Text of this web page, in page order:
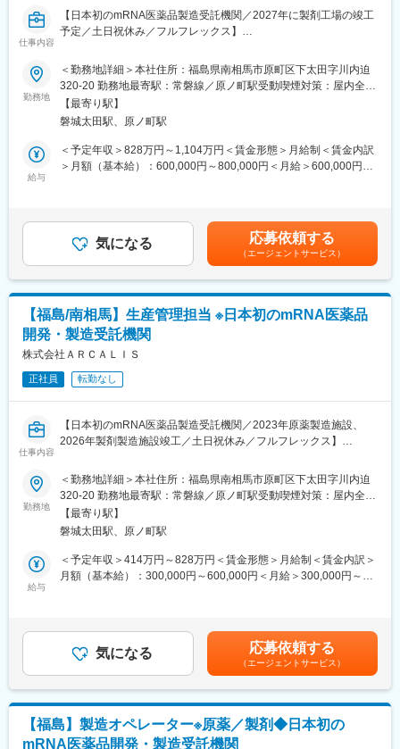
・GQP /QMS文書の管理業務（各種記録、SOP、品質標準書、顧
客との品質契約書等）を統括する
・行政、顧客との品質に関わる各種調整、監査対応を統括する
・マネジメントレビュー、変更管理、CAPA、リスクマネジメント
などのシステムにおけるプロセスの変更及び改善、有効性の評
価、関係部署との会議を主催する
・品質保証部門のマネージャー、スタッフ研究者のジョブディス
■当社について
業者として」mRNA医薬品の原薬製造と製剤製造の両方を手掛け
る世界初の統合型mRNA医薬品CDMOを目指しています。
変更の範囲：会社の定める業務
仕事内容
【日本初のmRNA医薬品製造受託機関／2027年に製剤工場の竣工
予定／土日祝休み／フルフレックス】
プレイングマネージャーとして実務にも関与いただきながら、品
質管理業務全般を担っていただきます。
・出荷のための品質試験に関する業務
・原薬・製剤の安定性試験に関する業務
・製造工程中の工程管理試験に関する業務
・洗浄評価に関する業務
・信頼性保証部門と連携して、逸脱・変更管理・CAPA対応
「世界初の統合型mRNA医薬品CDMO事業者として」mRNA医薬
品の原薬製造と製剤製造の両方を手掛ける世界初の統合型mRNA
【ビジョン】
mRNA医薬品、ワクチンの迅速な開発と供給を通じ人類の健康と
幸福に貢献する。
【ミッション】
製薬企業、バイオベンチャーへの高品質なCDMOサービスの提供
を通じ、mRNAにより可能となる革新的な治療薬、予防薬の開発
と供給に貢献する。
【バリュー】
高品質なmRNA原薬、製剤の製造技術開発と効率的な生産サービ
スにより医薬品企業の事業推進、医薬品安定供給に貢献する。
■当社について
当社は日本初のmRNA医薬品の開発・製造を受託する機関
（CDMO）です。COVID-19を含む次世代mRNAワクチンの製造
施設を建設しています。「世界初の統合型mRNA医薬品CDMO事
る世界初の統合型mRNA医薬品CDMOを目指しています。
当社はGMP準拠のmRNA原薬製造施設を2023年7月に竣工しまし
製造を請け負うことが可能となります。
変更の範囲：会社の定める業務
勤務地
＜勤務地詳細＞本社住所：福島県南相馬市原町区下太田字川内迫
320-20 勤務地最寄駅：常磐線／原ノ町駅受動喫煙対策：屋内全面
禁煙変更の範囲：会社の定める事業所
【最寄り駅】
磐城太田駅、原ノ町駅
給与
＜予定年収＞828万円～1,104万円＜賃金形態＞月給制＜賃金内訳
＞月額（基本給）：600,000円～800,000円＜月給＞600,000円～
ディション手当賃金はあくまでも目安の金額であり、選考を通じ
て上下する可能性があります。月給(月額)は固定手当を含めた表記
です。
気になる 応募依頼する
（エージェントサービス）
【福島/南相馬】生産管理担当 ※日本初のmRNA医薬品
開発・製造受託機関
株式会社ＡＲＣＡＬＩＳ
正社員 転勤なし
仕事内容
【日本初のmRNA医薬品製造受託機関／2023年原薬製造施設、
2026年製剤製造施設竣工／土日祝休み／フルフレックス】
製造部長および物流担当マネージャーからの指示のもと、下記業
務を進めていただきます。
想定している業務は下記の通りですが、これまでのご経験や工場
の建設状況によって他業務と兼任いただく場合がございます。
■物流業務全般
・原材料の入荷、倉庫への保管
・容器や産業廃棄物、廃液の返却
た在庫管理等）
■（兼任いただく場合の業務）原薬製造オペレーター
・製造オペレーション業務（精製、IVT等）
■当社について
当社は日本初のmRNA医薬品の開発・製造を受託する機関
勤務地
＜勤務地詳細＞本社住所：福島県南相馬市原町区下太田字川内迫
320-20 勤務地最寄駅：常磐線／原ノ町駅受動喫煙対策：屋内全面
禁煙変更の範囲：会社の定める事業所
【最寄り駅】
磐城太田駅、原ノ町駅
給与
＜予定年収＞414万円～828万円＜賃金形態＞月給制＜賃金内訳＞
月額（基本給）：300,000円～600,000円＜月給＞300,000円～
ディション手当賃金はあくまでも目安の金額であり、選考を通じ
て上下する可能性があります。月給(月額)は固定手当を含めた表記
です。
気になる 応募依頼する
（エージェントサービス）
【福島】製造オペレーター※原薬／製剤◆日本初の
mRNA医薬品開発・製造受託機関